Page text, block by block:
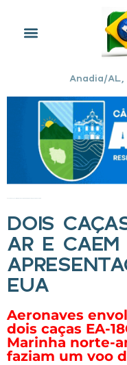
Anadia/
DOIS
AR E CAEM
EUA
Aeronaves
dois caças EA-
Marinha norte-
faziam um voo